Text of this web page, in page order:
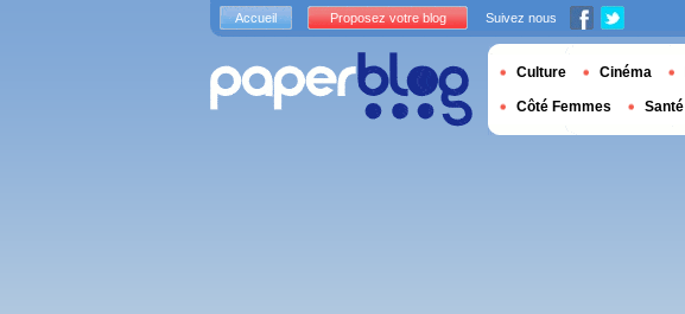
Accueil Proposez votre blog Suivez nous
Culture Cinéma
Côté Femmes Santé